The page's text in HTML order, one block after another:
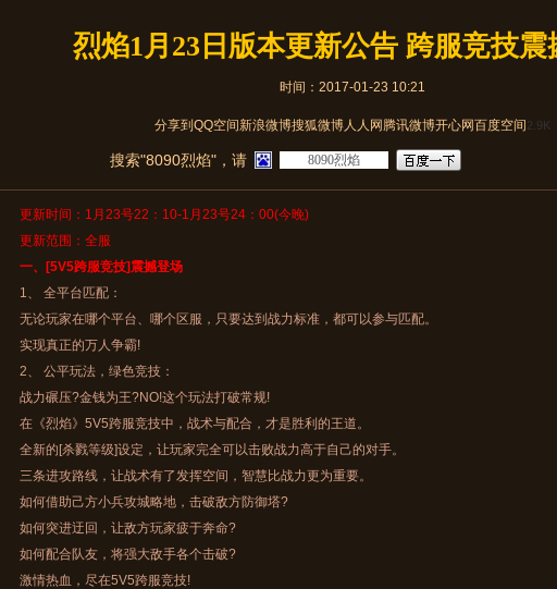
烈焰1月23日版本更新公告 跨服竞技震
时间：2017-01-23 10:21
分享到 QQ空间新浪微博搜狐微博人人网 腾讯微博开心网百度空间2.9K
搜索"8090烈焰"，请
更新时间：1月23号22：10-1月23号24：00(今晚)
更新范围：全服
一、[5V5跨服竞技]震撼登场
1、 全平台匹配：
无论玩家在哪个平台、哪个区服，只要达到战力标准，都可以参与匹配。
实现真正的万人争霸!
2、 公平玩法，绿色竞技：
战力碾压?金钱为王?NO!这个玩法打破常规!
在《烈焰》5V5跨服竞技中，战术与配合，才是胜利的王道。
全新的[杀戮等级]设定，让玩家完全可以击败战力高于自己的对手。
三条进攻路线，让战术有了发挥空间，智慧比战力更为重要。
如何借助己方小兵攻城略地，击破敌方防御塔?
如何突进迂回，让敌方玩家疲于奔命?
如何配合队友，将强大敌手各个击破?
激情热血，尽在5V5跨服竞技!